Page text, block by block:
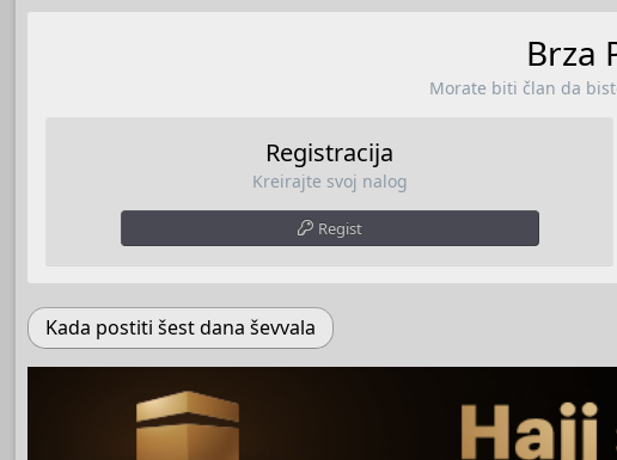
Brza
Morate biti član da
Registracija
Kreirajte svoj nalog
Regist
Kada postiti šest dana ševvala